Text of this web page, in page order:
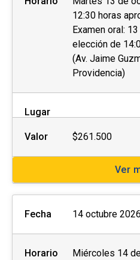
12:30 horas
Examen oral:
elección de
(Av. Jaime
Providencia)
Lugar
Valor $261.500
Ver
Fecha 14 octubre
Horario
Miércoles 14